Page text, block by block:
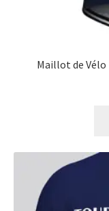
Maillot de Vélo